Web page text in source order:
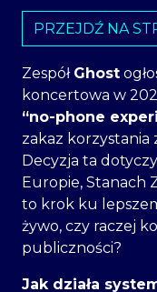
PRZEJDŹ NA
Zespół Ghost
koncertowa w
“no-phone
zakaz
Decyzja ta
Europie, Stanach
to krok ku
żywo, czy raczej
publiczności?
Jak działa